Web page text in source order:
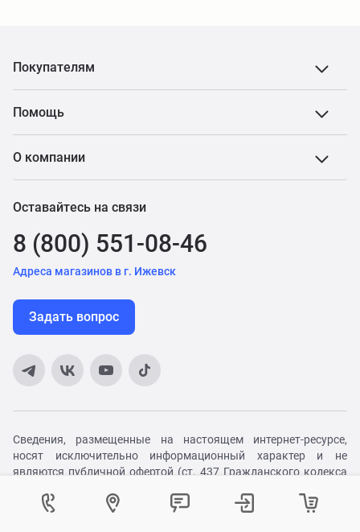
Покупателям
Помощь
О компании
Оставайтесь на связи
8 (800) 551-08-46
Адреса магазинов в г. Ижевск
Задать вопрос
Сведения, размещенные на настоящем интернет-ресурсе,
носят исключительно информационный характер и не
являются публичной офертой (ст. 437 Гражданского кодекса
описания с официальным сайтом производителя.
Контактный центр
Укажите ваш город
Изменение города
Как вам удобнее с нами связаться?
Войти в личный кабинет